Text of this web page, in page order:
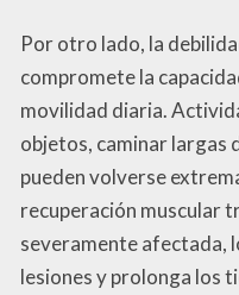
Por otro lado, la
compromete la
movilidad diaria.
objetos, caminar largas
pueden volverse
recuperación muscular
severamente afectada,
lesiones y prolonga los